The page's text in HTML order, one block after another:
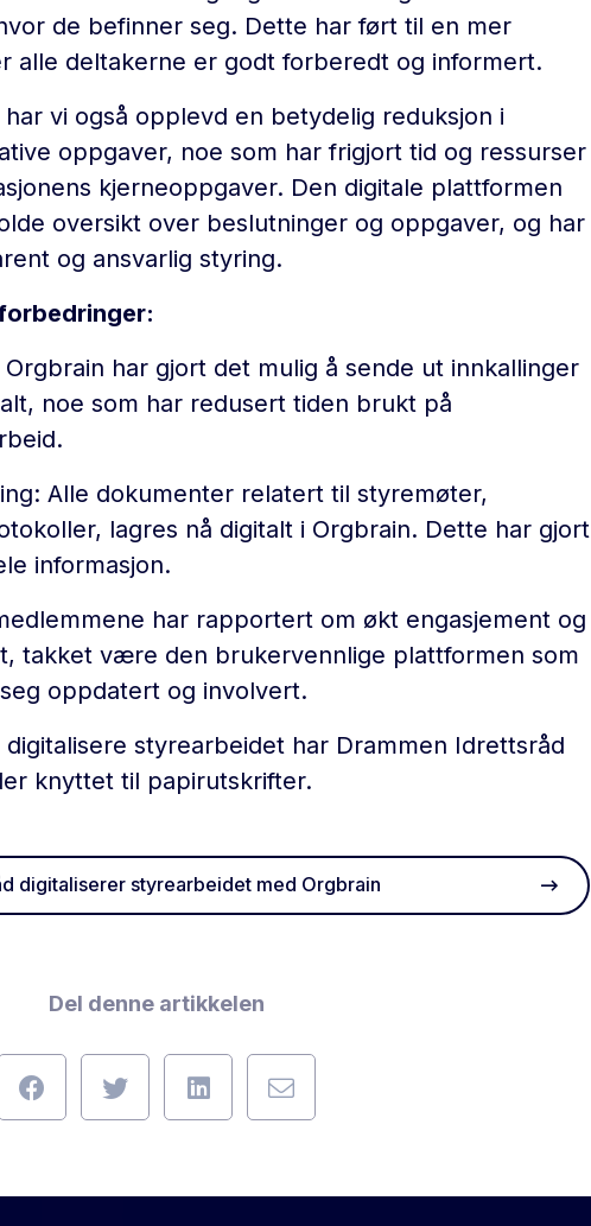
de befinner seg. Dette har ført til en mer
alle deltakerne er godt forberedt og informert.
vi også opplevd en betydelig reduksjon i
oppgaver, noe som har frigjort tid og ressurser
kjerneoppgaver. Den digitale plattformen
oversikt over beslutninger og oppgaver, og har
og ansvarlig styring.
har gjort det mulig å sende ut innkallinger
noe som har redusert tiden brukt på
Alle dokumenter relatert til styremøter,
lagres nå digitalt i Orgbrain. Dette har gjort
informasjon.
har rapportert om økt engasjement og
takket være den brukervennlige plattformen som
oppdatert og involvert.
digitalisere styrearbeidet har Drammen Idrettsråd
knyttet til papirutskrifter.
digitaliserer styrearbeidet med Orgbrain
Del denne artikkelen